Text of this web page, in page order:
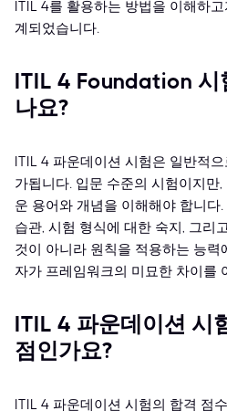
ITIL 4를 활용하는 방법을 이해하
계되었습니다.
ITIL 4 Foundation 시
나요?
ITIL 4 파운데이션 시험은 일반적
가됩니다. 입문 수준의 시험이지만
운 용어와 개념을 이해해야 합니다
습관, 시험 형식에 대한 숙지, 그리
것이 아니라 원칙을 적용하는 능력
자가 프레임워크의 미묘한 차이를
ITIL 4 파운데이션 시
점인가요?
ITIL 4 파운데이션 시험의 합격 점